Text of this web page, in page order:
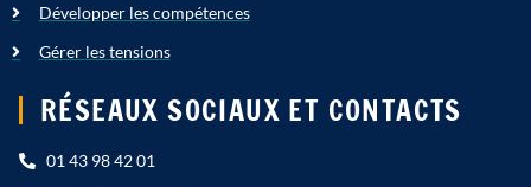
Développer les compétences
Gérer les tensions
RÉSEAUX SOCIAUX ET CONTACTS
01 43 98 42 01